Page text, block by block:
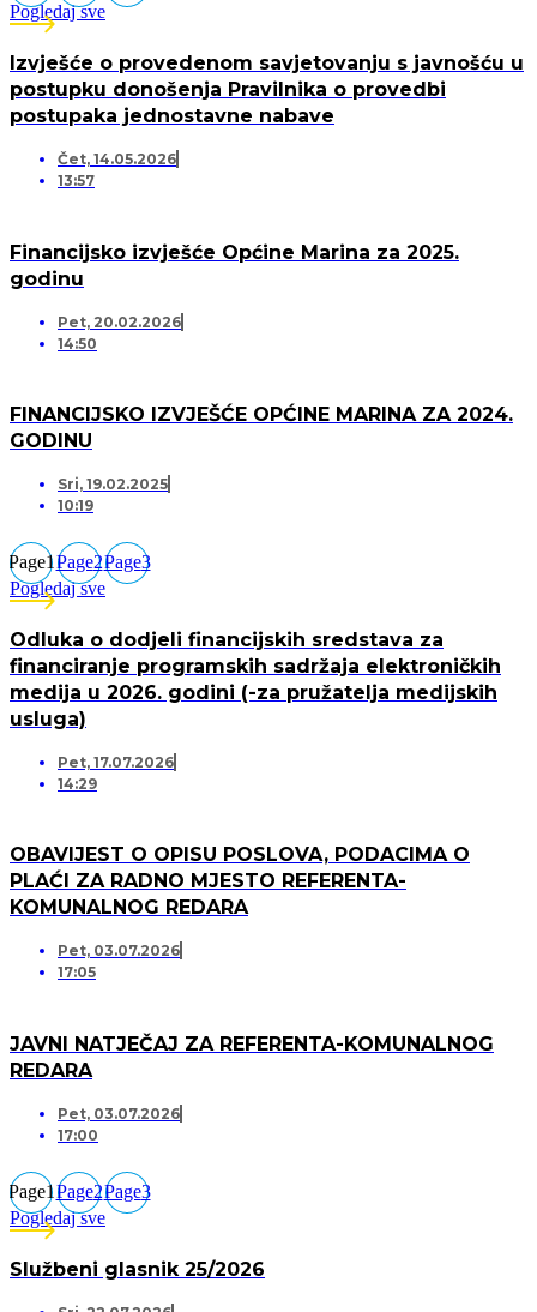
Pogledaj sve
Izvješće o provedenom savjetovanju s javnošću u
postupku donošenja Pravilnika o provedbi
postupaka jednostavne nabave
Čet, 14.05.2026
13:57
Financijsko izvješće Općine Marina za 2025.
godinu
Pet, 20.02.2026
14:50
FINANCIJSKO IZVJEŠĆE OPĆINE MARINA ZA 2024.
GODINU
Sri, 19.02.2025
10:19
Page1Page2Page3
Pogledaj sve
Odluka o dodjeli financijskih sredstava za
financiranje programskih sadržaja elektroničkih
medija u 2026. godini (-za pružatelja medijskih
usluga)
Pet, 17.07.2026
14:29
OBAVIJEST O OPISU POSLOVA, PODACIMA O
PLAĆI ZA RADNO MJESTO REFERENTA-
KOMUNALNOG REDARA
Pet, 03.07.2026
17:05
JAVNI NATJEČAJ ZA REFERENTA-KOMUNALNOG
REDARA
Pet, 03.07.2026
17:00
Page1Page2Page3
Pogledaj sve
Službeni glasnik 25/2026